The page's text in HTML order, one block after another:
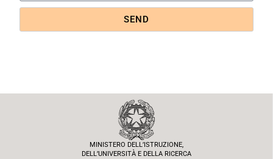
MINISTERO DELL’ISTRUZIONE,
DELL’UNIVERSITÀ E DELLA RICERCA
SEND